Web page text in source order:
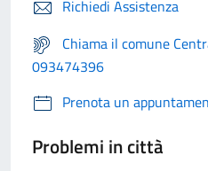
Richiedi Assistenza
Chiama il comune
093474396
Prenota un
Problemi in città